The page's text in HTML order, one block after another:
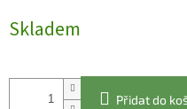
cena:
Skladem
Přidat do